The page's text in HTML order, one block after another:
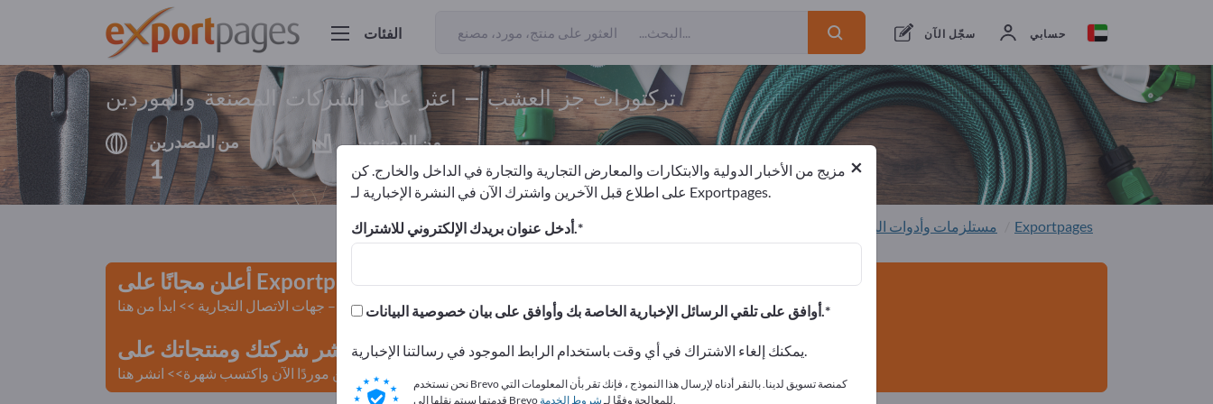
الفئات سجّل الآن حسابي
تركتورات جز العشب – اعثر على الشركات المصنعة والموردين
من المصدرين
1
من المصنعين
1
من المصدرين من المصنعين1
Exportpages مستلزمات وأدوات المنزل
أعلن مجانًا على Exportpages!
الاحتياجات – العروض – السلع المستعملة – جهات الاتصال التجارية >> ابدأ من هنا
انشر شركتك ومنتجاتك على Exportpages.
كن موردًا الآن واكتسب شهرة>> انشر هنا
× مزيج من الأخبار الدولية والابتكارات والمعارض التجارية والتجارة في الداخل والخارج. كن
على اطلاع قبل الآخرين واشترك الآن في النشرة الإخبارية لـ Exportpages.
أدخل عنوان بريدك الإلكتروني للاشتراك.
أوافق على تلقي الرسائل الإخبارية الخاصة بك وأوافق على بيان خصوصية البيانات.
يمكنك إلغاء الاشتراك في أي وقت باستخدام الرابط الموجود في رسالتنا الإخبارية.
نحن نستخدم Brevo كمنصة تسويق لدينا. بالنقر أدناه لإرسال هذا النموذج ، فإنك تقر بأن المعلومات التي
قدمتها سيتم نقلها إلى Brevo للمعالجة وفقًا لـشروط الخدمة .